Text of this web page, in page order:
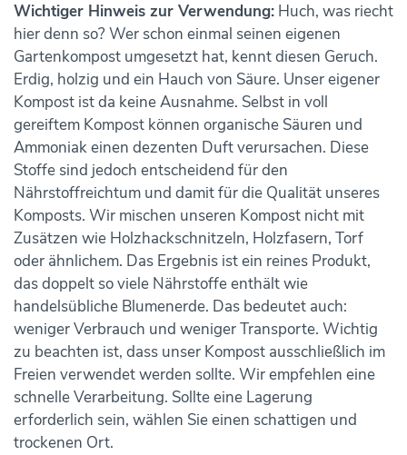
Wichtiger Hinweis zur Verwendung: Huch, was riecht
hier denn so? Wer schon einmal seinen eigenen
Gartenkompost umgesetzt hat, kennt diesen Geruch.
Erdig, holzig und ein Hauch von Säure. Unser eigener
Kompost ist da keine Ausnahme. Selbst in voll
gereiftem Kompost können organische Säuren und
Ammoniak einen dezenten Duft verursachen. Diese
Stoffe sind jedoch entscheidend für den
Nährstoffreichtum und damit für die Qualität unseres
Komposts. Wir mischen unseren Kompost nicht mit
Zusätzen wie Holzhackschnitzeln, Holzfasern, Torf
oder ähnlichem. Das Ergebnis ist ein reines Produkt,
das doppelt so viele Nährstoffe enthält wie
handelsübliche Blumenerde. Das bedeutet auch:
weniger Verbrauch und weniger Transporte. Wichtig
zu beachten ist, dass unser Kompost ausschließlich im
Freien verwendet werden sollte. Wir empfehlen eine
schnelle Verarbeitung. Sollte eine Lagerung
erforderlich sein, wählen Sie einen schattigen und
trockenen Ort.